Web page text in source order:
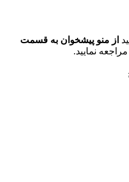
از منو پیشخوان به قسمت
مراجعه نمایید.